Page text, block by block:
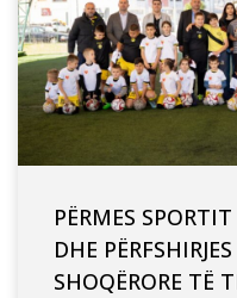
PËRMES
DHE
SHOQËRORE TË